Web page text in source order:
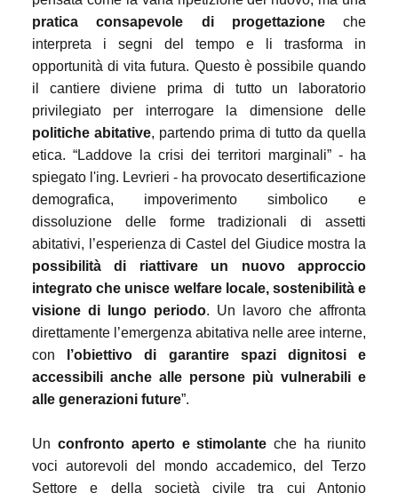
pratica consapevole di progettazioneche
interpreta i segni del tempo e li trasforma in
opportunità di vita futura. Questo è possibile quando
il cantiere diviene prima di tutto un laboratorio
privilegiato per interrogare la dimensione delle
politiche abitative, partendo prima di tutto da quella
etica. “Laddove la crisi dei territori marginali” - ha
spiegato l'ing. Levrieri - ha provocato desertificazione
demografica, impoverimento simbolico e
dissoluzione delle forme tradizionali di assetti
abitativi, l’esperienza di Castel del Giudice mostra la
possibilità di riattivare un nuovo approccio
integrato che unisce welfare locale, sostenibilità e
visione di lungo periodo. Un lavoro che affronta
direttamente l’emergenza abitativa nelle aree interne,
con
l’obiettivo di garantire spazi dignitosi e
accessibili anche alle persone più vulnerabili e
alle generazioni future”.
Un confronto aperto e stimolante che ha riunito
voci autorevoli del mondo accademico, del Terzo
Settore e della società civile tra cui Antonio